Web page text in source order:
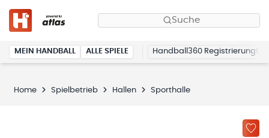
Suche
MEIN HANDBALL ALLE SPIELE Handball360 Registrierung
Home Spielbetrieb Hallen Sporthalle